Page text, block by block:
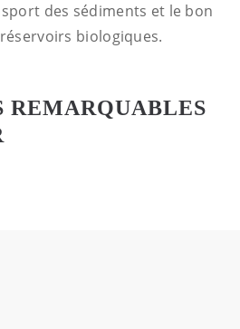
des sédiments et le bon
biologiques.
REMARQUABLES